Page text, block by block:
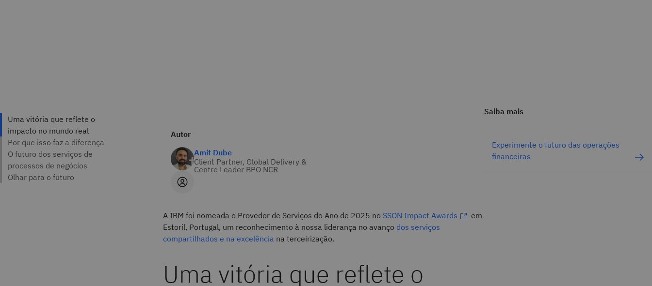
Autor
Amit Dube
Client Partner, Global Delivery &
Centre Leader BPO NCR
A IBM foi nomeada o Provedor de Serviços do Ano de 2025 no SSON Impact Awards
em
Estoril, Portugal, um reconhecimento à nossa liderança no avanço dos serviços
compartilhados e na excelência na terceirização.
Uma vitória que reflete o
Saiba mais
Experimente o futuro das operações
financeiras